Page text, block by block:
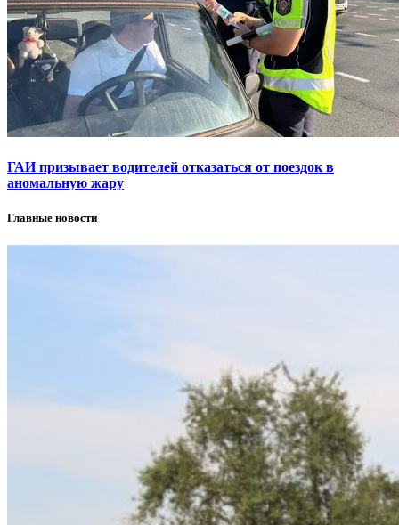
ГАИ призывает водителей отказаться от поездок в
аномальную жару
Главные новости